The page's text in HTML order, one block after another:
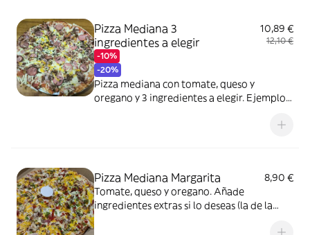
Pizza Mediana 3
ingredientes a elegir
-10%
-20%
10,89 €
12,10 €
Pizza mediana con tomate, queso y
oregano y 3 ingredientes a elegir. Ejemplo:
salchichas y queso cheddar (4 ingredientes)
Pizza Mediana Margarita
8,90 €
Tomate, queso y oregano. Añade
ingredientes extras si lo deseas (la de la